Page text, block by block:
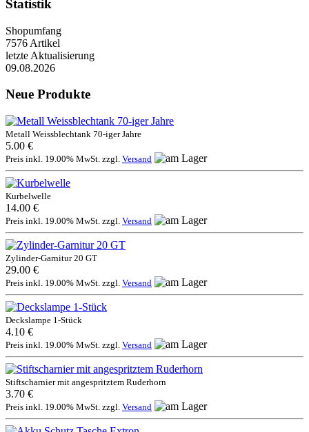
Statistik
Shopumfang
7576 Artikel
letzte Aktualisierung
09.08.2026
Neue Produkte
Metall Weissblechtank 70-iger Jahre
5.00 €
Preis inkl. 19.00% MwSt. zzgl. Versand
Kurbelwelle
14.00 €
Preis inkl. 19.00% MwSt. zzgl. Versand
Zylinder-Garnitur 20 GT
29.00 €
Preis inkl. 19.00% MwSt. zzgl. Versand
Deckslampe 1-Stück
4.10 €
Preis inkl. 19.00% MwSt. zzgl. Versand
Stiftscharnier mit angespritztem Ruderhorn
3.70 €
Preis inkl. 19.00% MwSt. zzgl. Versand